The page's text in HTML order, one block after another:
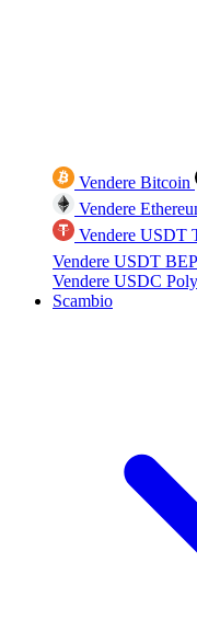
Vendere Bitcoin
Vendere
Vendere USDT
Vendere USDT
Vendere USDC
Scambio